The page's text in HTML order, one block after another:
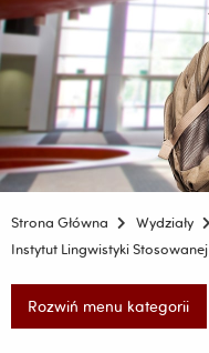
Strona Główna Wydziały
Instytut Lingwistyki Stosowanej
Rozwiń menu kategorii